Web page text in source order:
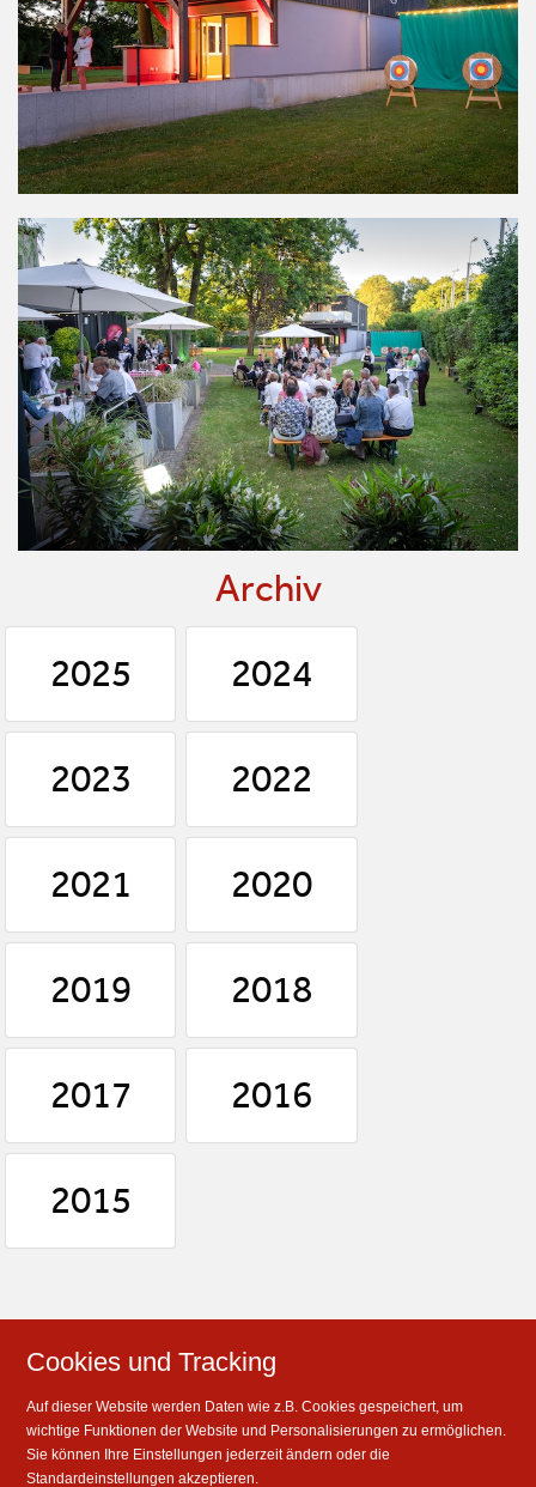
Cookies und Tracking
Auf dieser Website werden Daten wie z.B. Cookies gespeichert, um
wichtige Funktionen der Website und Personalisierungen zu ermöglichen.
Sie können Ihre Einstellungen jederzeit ändern oder die
Standardeinstellungen akzeptieren.
Archiv
2025
2024
2023 2022
2021 2020
2019 2018
2017 2016
2015